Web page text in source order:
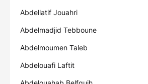
Abdellatif Jouahri
Abdelmadjid Tebboune
Abdelmoumen Taleb
Abdelouafi Laftit